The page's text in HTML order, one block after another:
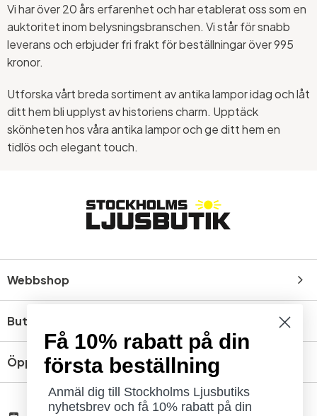
Vi har över 20 års erfarenhet och har etablerat oss som en
auktoritet inom belysningsbranschen. Vi står för snabb
leverans och erbjuder fri frakt för beställningar över 995
kronor.
Utforska vårt breda sortiment av antika lampor idag och låt
ditt hem bli upplyst av historiens charm. Upptäck
skönheten hos våra antika lampor och ge ditt hem en
tidlös och elegant touch.
Webbshop
Butik
Öppettider
Få 10% rabatt på din
första beställning
Anmäl dig till Stockholms Ljusbutiks
nyhetsbrev och få 10% rabatt på din